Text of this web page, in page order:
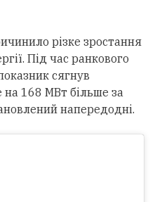
різке зростання
Під час ранкового
сягнув
168 МВт більше за
напередодні.